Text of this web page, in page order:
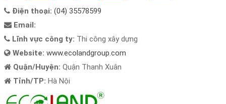
Điện thoại: (04) 35578599
Email:
Lĩnh vực công ty: Thi công xây dựng
Website: www.ecolandgroup.com
Quận/Huyện: Quận Thanh Xuân
Tỉnh/TP: Hà Nội